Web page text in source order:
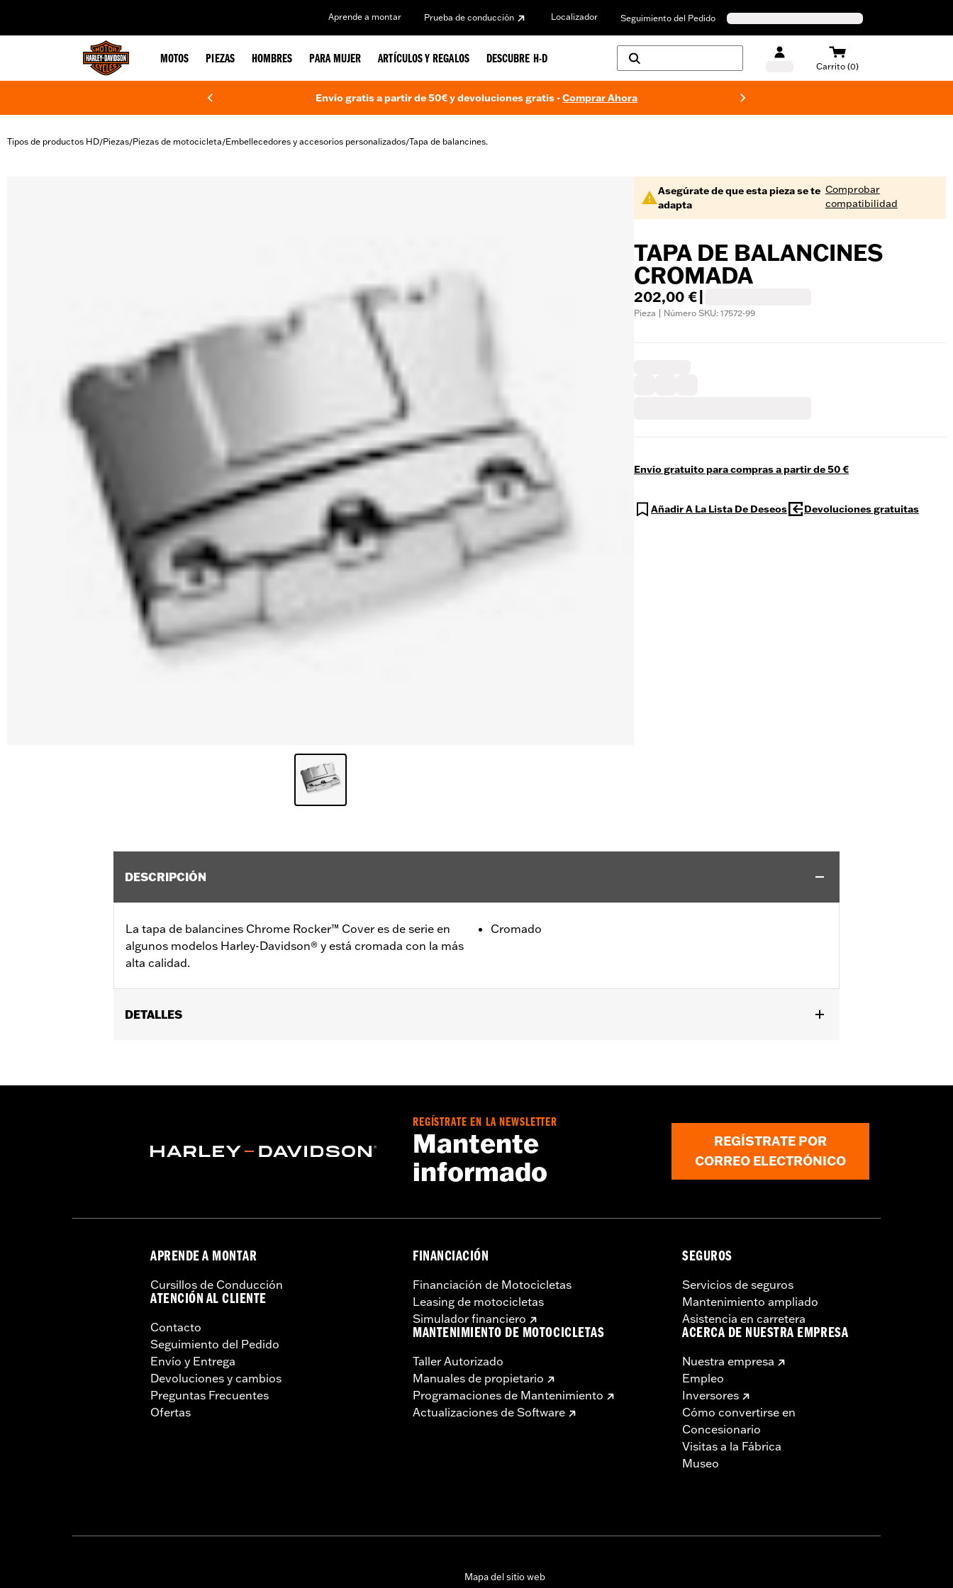
Aprende a montar Prueba de conducción Localizador Seguimiento del Pedido
MOTOS PIEZAS HOMBRES PARA MUJER ARTÍCULOS Y REGALOS DESCUBRE H-D
Carrito (0)
Envío gratis a partir de 50€ y devoluciones gratis -Comprar Ahora
Tipos de productos HD/Piezas/Piezas de motocicleta/Embellecedores y accesorios personalizados/Tapa de balancines.
Asegúrate de que esta pieza se te
adapta
Comprobar
compatibilidad
TAPA DE BALANCINES
CROMADA
202,00 €
Pieza | Número SKU: 17572-99
Envío gratuito para compras a partir de 50 €
Añadir A La Lista De Deseos Devoluciones gratuitas
DESCRIPCIÓN
La tapa de balancines Chrome Rocker™ Cover es de serie en
algunos modelos Harley-Davidson® y está cromada con la más
alta calidad.
Cromado
DETALLES
Contenido del embalaje:Sólo tapa de balancines
El desmontaje e instalación de las tapas de motor podría requerir la compra de juntas nuevas. Consulta al concesionario para
REGÍSTRATE EN LA NEWSLETTER
Mantente
informado
REGÍSTRATE POR
CORREO ELECTRÓNICO
APRENDE A MONTAR
Cursillos de Conducción
ATENCIÓN AL CLIENTE
Contacto
Seguimiento del Pedido
Envío y Entrega
Devoluciones y cambios
Preguntas Frecuentes
Ofertas
FINANCIACIÓN
Financiación de Motocicletas
Leasing de motocicletas
Simulador financiero
MANTENIMIENTO DE MOTOCICLETAS
Taller Autorizado
Manuales de propietario
Programaciones de Mantenimiento
Actualizaciones de Software
SEGUROS
Servicios de seguros
Mantenimiento ampliado
Asistencia en carretera
ACERCA DE NUESTRA EMPRESA
Nuestra empresa
Empleo
Inversores
Cómo convertirse en
Concesionario
Visitas a la Fábrica
Museo
Mapa del sitio web